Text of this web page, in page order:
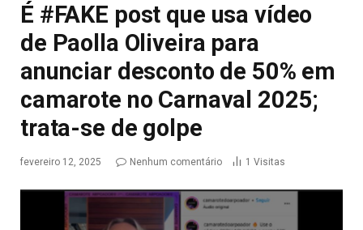
É #FAKE post que usa vídeo
de Paolla Oliveira para
anunciar desconto de 50% em
camarote no Carnaval 2025;
trata-se de golpe
fevereiro 12, 2025 Nenhum comentário 1 Visitas